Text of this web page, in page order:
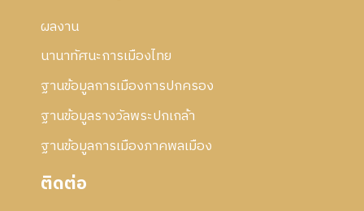
ผลงาน
นานาทัศนะการเมืองไทย
ฐานข้อมูลการเมืองการปกครอง
ฐานข้อมูลรางวัลพระปกเกล้า
ฐานข้อมูลการเมืองภาคพลเมือง
ติดต่อ